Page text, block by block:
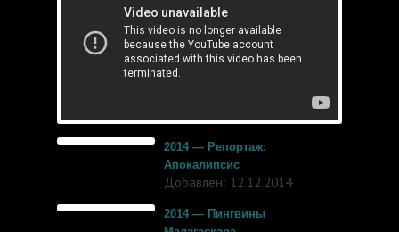
2014 — Репортаж:
Апокалипсис
Добавлен: 12.12.2014
2014 — Пингвины